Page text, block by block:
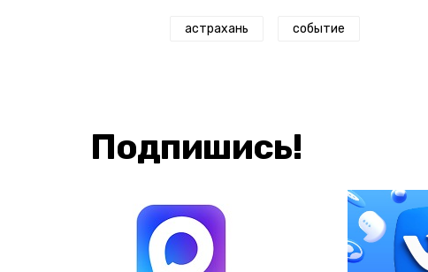
астрахань событие
Подпишись!